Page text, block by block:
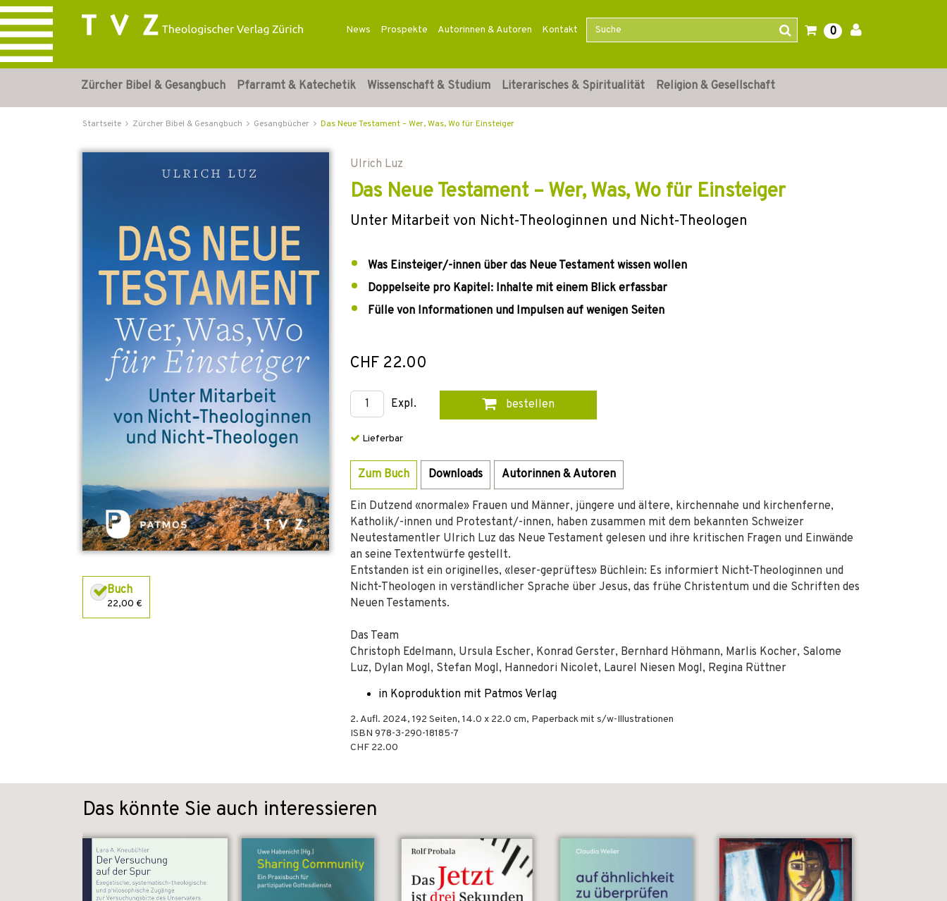
News Prospekte Autorinnen & Autoren Kontakt 0
Zürcher Bibel & Gesangbuch Pfarramt & Katechetik Wissenschaft & Studium Literarisches & Spiritualität Religion & Gesellschaft
Startseite Zürcher Bibel & Gesangbuch Gesangbücher Das Neue Testament – Wer, Was, Wo für Einsteiger
Buch
22,00 €
Ulrich Luz
Das Neue Testament – Wer, Was, Wo für Einsteiger
Unter Mitarbeit von Nicht-Theologinnen und Nicht-Theologen
Was Einsteiger/-innen über das Neue Testament wissen wollen
Doppelseite pro Kapitel: Inhalte mit einem Blick erfassbar
Fülle von Informationen und Impulsen auf wenigen Seiten
CHF 22.00
Expl. bestellen
Lieferbar
Zum Buch Downloads Autorinnen & Autoren
Ein Dutzend «normale» Frauen und Männer, jüngere und ältere, kirchennahe und kirchenferne,
Katholik/-innen und Protestant/-innen, haben zusammen mit dem bekannten Schweizer
Neutestamentler Ulrich Luz das Neue Testament gelesen und ihre kritischen Fragen und Einwände
an seine Textentwürfe gestellt.
Entstanden ist ein originelles, «leser-geprüftes» Büchlein: Es informiert Nicht-Theologinnen und
Nicht-Theologen in verständlicher Sprache über Jesus, das frühe Christentum und die Schriften des
Neuen Testaments.
Das Team
Christoph Edelmann, Ursula Escher, Konrad Gerster, Bernhard Höhmann, Marlis Kocher, Salome
Luz, Dylan Mogl, Stefan Mogl, Hannedori Nicolet, Laurel Niesen Mogl, Regina Rüttner
in Koproduktion mit Patmos Verlag
2. Aufl. 2024, 192 Seiten, 14.0 x 22.0 cm, Paperback mit s/w-Illustrationen
ISBN 978-3-290-18185-7
CHF 22.00
Das könnte Sie auch interessieren